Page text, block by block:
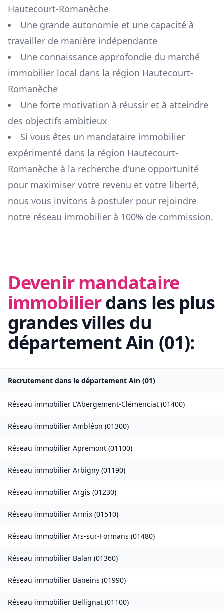
Hautecourt-Romanèche
Une grande autonomie et une capacité à
travailler de manière indépendante
Une connaissance approfondie du marché
immobilier local dans la région Hautecourt-
Romanèche
Une forte motivation à réussir et à atteindre
des objectifs ambitieux
Si vous êtes un mandataire immobilier
expérimenté dans la région Hautecourt-
Romanèche à la recherche d'une opportunité
pour maximiser votre revenu et votre liberté,
nous vous invitons à postuler pour rejoindre
notre réseau immobilier à 100% de commission.
Devenir mandataire
immobilierdans les plus
grandes villes du
départementAin (01):
Recrutement dans le département Ain (01)
Réseau immobilier L'Abergement-Clémenciat (01400)
Réseau immobilier Ambléon (01300)
Réseau immobilier Apremont (01100)
Réseau immobilier Arbigny (01190)
Réseau immobilier Argis (01230)
Réseau immobilier Armix (01510)
Réseau immobilier Ars-sur-Formans (01480)
Réseau immobilier Balan (01360)
Réseau immobilier Baneins (01990)
Réseau immobilier Bellignat (01100)